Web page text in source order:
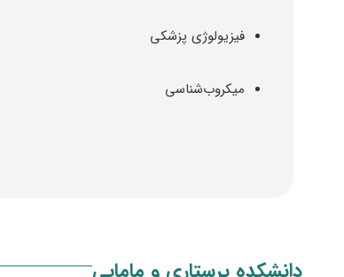
فیزیولوژی پزشکی
میکروب‌شناسی
دانشکده پرستاری و مامایی